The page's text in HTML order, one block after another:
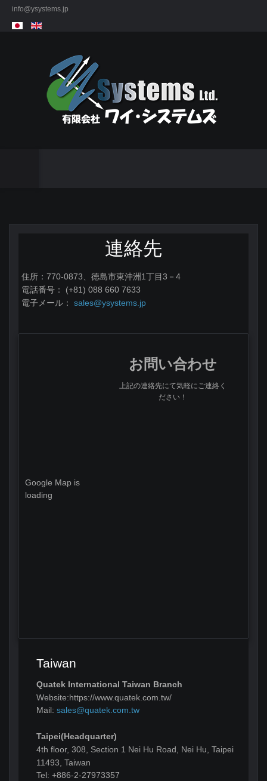
info@ysystems.jp
連絡先
住所：770-0873、徳島市東沖洲1丁目3－4
電話番号： (+81) 088 660 7633
電子メール： sales@ysystems.jp
Google Map is
loading
お問い合わせ
上記の連絡先にて気軽にご連絡く
ださい！
Taiwan
Quatek International Taiwan Branch
Website:https://www.quatek.com.tw/
Mail: sales@quatek.com.tw
Taipei(Headquarter)
4th floor, 308, Section 1 Nei Hu Road, Nei Hu, Taipei
11493, Taiwan
Tel: +886-2-27973357